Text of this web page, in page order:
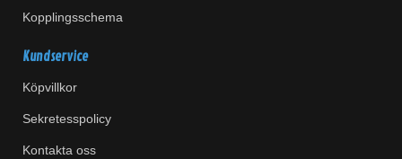
Kopplingsschema
Kundservice
Köpvillkor
Sekretesspolicy
Kontakta oss